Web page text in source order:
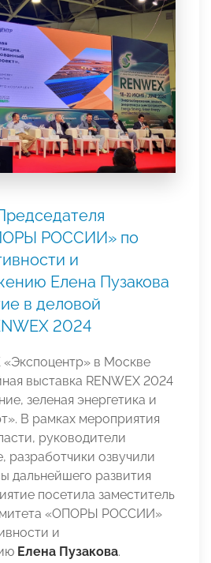
РОССИИ» по
и
Елена Пузакова
в деловой
2024
в Москве
выставка RENWEX 2024
зеленая энергетика и
В рамках мероприятия
руководители
разработчики озвучили
дальнейшего развития
посетила заместитель
«ОПОРЫ РОССИИ»
и
Елена Пузакова.